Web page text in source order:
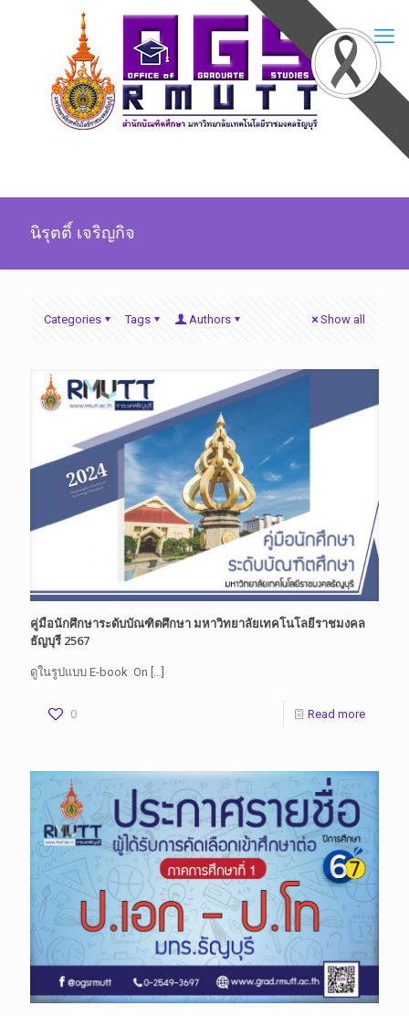
นิรุตติ์ เจริญกิจ
Categories Tags Authors Show all
คู่มือนักศึกษาระดับบัณฑิตศึกษา มหาวิทยาลัยเทคโนโลยีราชมงคล
ธัญบุรี 2567
ดูในรูปแบบ E-book On […]
0 Read more